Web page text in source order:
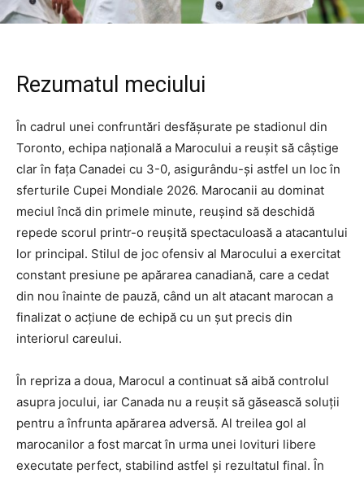
Rezumatul meciului
În cadrul unei confruntări desfășurate pe stadionul din
Toronto, echipa națională a Marocului a reușit să câștige
clar în fața Canadei cu 3-0, asigurându-și astfel un loc în
sferturile Cupei Mondiale 2026. Marocanii au dominat
meciul încă din primele minute, reușind să deschidă
repede scorul printr-o reușită spectaculoasă a atacantului
lor principal. Stilul de joc ofensiv al Marocului a exercitat
constant presiune pe apărarea canadiană, care a cedat
din nou înainte de pauză, când un alt atacant marocan a
finalizat o acțiune de echipă cu un șut precis din
interiorul careului.
În repriza a doua, Marocul a continuat să aibă controlul
asupra jocului, iar Canada nu a reușit să găsească soluții
pentru a înfrunta apărarea adversă. Al treilea gol al
marocanilor a fost marcat în urma unei lovituri libere
executate perfect, stabilind astfel și rezultatul final. În